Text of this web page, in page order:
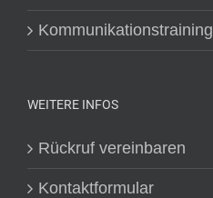
Kommunikationstraining
WEITERE INFOS
Rückruf vereinbaren
Kontaktformular